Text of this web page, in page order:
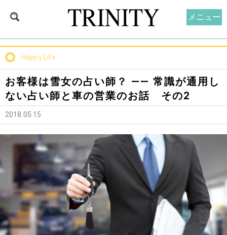
Happy Life
お客様は雪女の占い師？ —— 常識が通用し
ない占い師と車の営業のお話 その2
2018.05.15
メニュー